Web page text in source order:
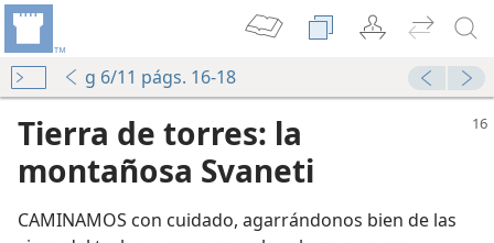
g 6/11 págs. 16-18
Tierra de torres: la
montañosa Svaneti
CAMINAMOS con cuidado, agarrándonos bien de las